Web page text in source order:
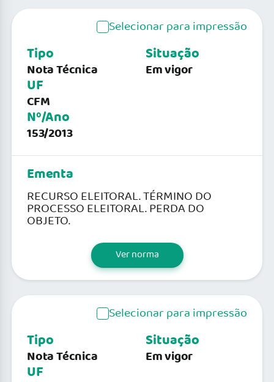
Selecionar para impressão
Tipo
Nota Técnica
UF
CFM
Nº/Ano
153/2013
Situação
Em vigor
Ementa
RECURSO ELEITORAL. TÉRMINO DO
PROCESSO ELEITORAL. PERDA DO
OBJETO.
Ver norma
Selecionar para impressão
Tipo
Nota Técnica
UF
Situação
Em vigor